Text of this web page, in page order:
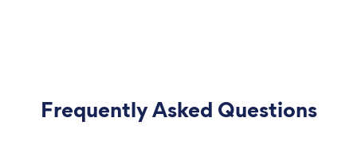
Frequently Asked Questions